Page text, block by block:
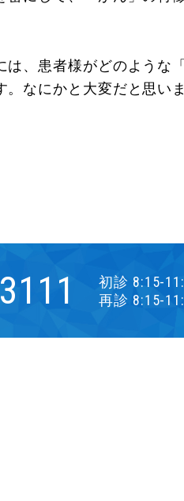
は、患者様がどのような
。なにかと大変だと思い
初診 8:15-
再診 8:15-